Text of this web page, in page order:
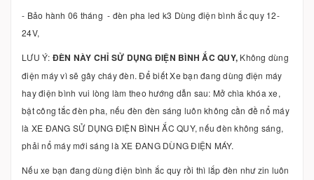
- Bảo hành 06 tháng - đèn pha led k3 Dùng điện bình ắc quy 12-
24V,
LƯU Ý: ĐÈN NÀY CHỈ SỬ DỤNG ĐIỆN BÌNH ẮC QUY, Không dùng
điện máy vì sẽ gây cháy đèn. Để biết Xe bạn đang dùng điện máy
hay điện bình vui lòng làm theo hướng dẫn sau: Mở chìa khóa xe,
bật công tắc đèn pha, nếu đèn đèn sáng luôn không cần đề nổ máy
là XE ĐANG SỬ DỤNG ĐIỆN BÌNH ẮC QUY, nếu đèn không sáng,
phải nổ máy mới sáng là XE ĐANG DÙNG ĐIỆN MÁY.
Nếu xe bạn đang dùng điện bình ắc quy rồi thì lắp đèn như zin luôn